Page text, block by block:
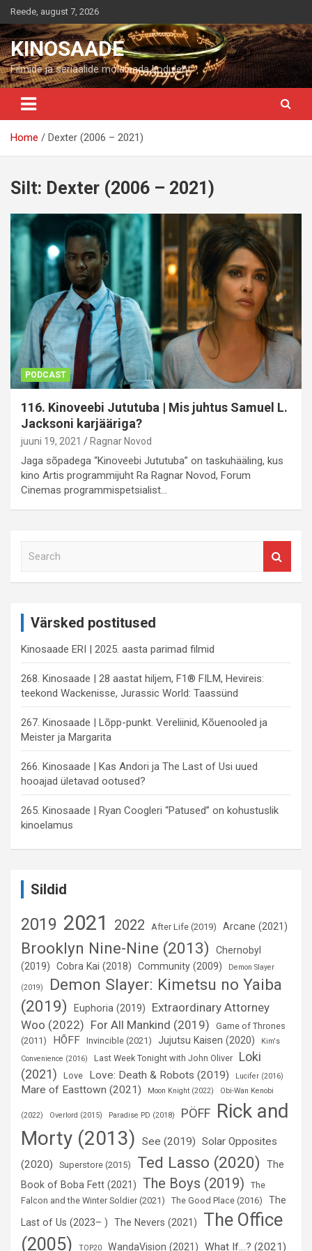
Skip
to
content
Reede, august 7, 2026
KINOSAADE
Filmide ja seriaalide mölalaada koduleht
Home Dexter (2006 – 2021)
Silt: Dexter (2006 – 2021)
PODCAST
116. Kinoveebi Jututuba | Mis juhtus Samuel L.
Jacksoni karjääriga?
juuni 19, 2021 Ragnar Novod
Jaga sõpadega “Kinoveebi Jututuba” on taskuhääling, kus
kino Artis programmijuht Ra Ragnar Novod, Forum
Cinemas programmispetsialist…
Värsked postitused
Kinosaade ERI | 2025. aasta parimad filmid
268. Kinosaade | 28 aastat hiljem, F1® FILM, Hevireis:
teekond Wackenisse, Jurassic World: Taassünd
267. Kinosaade | Lõpp-punkt. Vereliinid, Kõuenooled ja
Meister ja Margarita
266. Kinosaade | Kas Andori ja The Last of Usi uued
hooajad ületavad ootused?
265. Kinosaade | Ryan Coogleri “Patused” on kohustuslik
kinoelamus
Sildid
2019 2021 2022 After Life (2019) Arcane (2021)
Brooklyn Nine-Nine (2013)
Chernobyl
(2019)
Cobra Kai (2018) Community (2009) Demon Slayer
(2019)
Demon Slayer: Kimetsu no Yaiba
(2019)
Euphoria (2019)
Extraordinary Attorney
Woo (2022) For All Mankind (2019)
Game of Thrones
(2011)
HÕFF Invincible (2021) Jujutsu Kaisen (2020)
Kim's
Convenience (2016)
Last Week Tonight with John Oliver
Loki
(2021)
Love Love: Death & Robots (2019) Lucifer (2016)
Mare of Easttown (2021) Moon Knight (2022) Obi-Wan Kenobi
(2022) Overlord (2015) Paradise PD (2018) PÖFF Rick and
Morty (2013)
See (2019) Solar Opposites
(2020)
Superstore (2015) Ted Lasso (2020)
The
Book of Boba Fett (2021)
The Boys (2019)
The
Falcon and the Winter Soldier (2021)
The Good Place (2016)
The
Last of Us (2023– )
The Nevers (2021)
The Office
(2005)
TOP20 WandaVision (2021) What If…? (2021)